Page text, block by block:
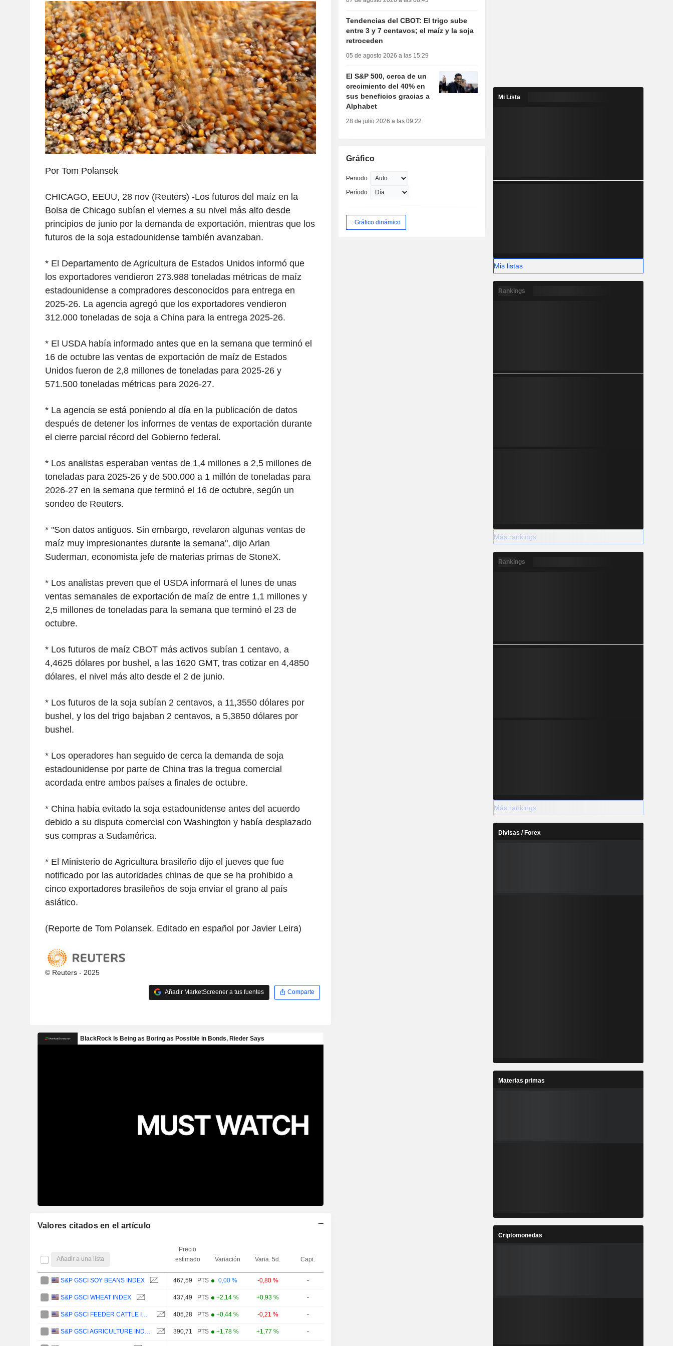
Por Tom Polansek
CHICAGO, EEUU, 28 nov (Reuters) -Los futuros del maíz en la
Bolsa de Chicago subían el viernes a su nivel más alto desde
principios de junio por la demanda de exportación, mientras que los
futuros de la soja estadounidense también avanzaban.
* El Departamento de Agricultura de Estados Unidos informó que
los exportadores vendieron 273.988 toneladas métricas de maíz
estadounidense a compradores desconocidos para entrega en
2025-26. La agencia agregó que los exportadores vendieron
312.000 toneladas de soja a China para la entrega 2025-26.
* El USDA había informado antes que en la semana que terminó el
16 de octubre las ventas de exportación de maíz de Estados
Unidos fueron de 2,8 millones de toneladas para 2025-26 y
571.500 toneladas métricas para 2026-27.
* La agencia se está poniendo al día en la publicación de datos
después de detener los informes de ventas de exportación durante
el cierre parcial récord del Gobierno federal.
* Los analistas esperaban ventas de 1,4 millones a 2,5 millones de
toneladas para 2025-26 y de 500.000 a 1 millón de toneladas para
2026-27 en la semana que terminó el 16 de octubre, según un
sondeo de Reuters.
* "Son datos antiguos. Sin embargo, revelaron algunas ventas de
maíz muy impresionantes durante la semana", dijo Arlan
Suderman, economista jefe de materias primas de StoneX.
* Los analistas preven que el USDA informará el lunes de unas
ventas semanales de exportación de maíz de entre 1,1 millones y
2,5 millones de toneladas para la semana que terminó el 23 de
octubre.
* Los futuros de maíz CBOT más activos subían 1 centavo, a
4,4625 dólares por bushel, a las 1620 GMT, tras cotizar en 4,4850
dólares, el nivel más alto desde el 2 de junio.
* Los futuros de la soja subían 2 centavos, a 11,3550 dólares por
bushel, y los del trigo bajaban 2 centavos, a 5,3850 dólares por
bushel.
* Los operadores han seguido de cerca la demanda de soja
estadounidense por parte de China tras la tregua comercial
acordada entre ambos países a finales de octubre.
* China había evitado la soja estadounidense antes del acuerdo
debido a su disputa comercial con Washington y había desplazado
sus compras a Sudamérica.
* El Ministerio de Agricultura brasileño dijo el jueves que fue
notificado por las autoridades chinas de que se ha prohibido a
cinco exportadores brasileños de soja enviar el grano al país
asiático.
(Reporte de Tom Polansek. Editado en español por Javier Leira)
© Reuters - 2025
Añadir MarketScreener a tus fuentes Comparte
Valores citados en el artículo
Añadir a una lista
Precio
estimado
Variación Varia. 5d. Capi.
S&P GSCI SOY BEANS INDEX 467,59 PTS 0,00 % -0,80 % -
S&P GSCI WHEAT INDEX 437,49 PTS +2,14 % +0,93 % -
405,28 PTS +0,44 % -0,21 % -
390,71 PTS +1,78 % +1,77 % -
Tendencias del CBOT: El trigo sube
entre 3 y 7 centavos; el maíz y la soja
retroceden
05 de agosto 2026 a las 15:29
El S&P 500, cerca de un
crecimiento del 40% en
sus beneficios gracias a
Alphabet
28 de julio 2026 a las 09:22
Gráfico
Periodo
Período
: Gráfico dinámico
Mi Lista
Mis listas
Rankings
Más rankings
Rankings
Más rankings
Divisas / Forex
Materias primas
Criptomonedas